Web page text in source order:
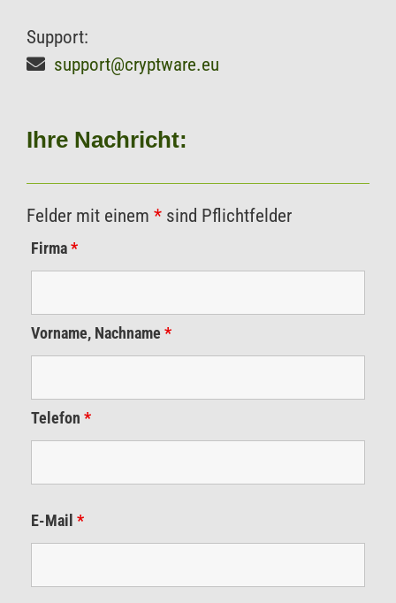
Support:
support@cryptware.eu
Ihre Nachricht:
Felder mit einem * sind Pflichtfelder
Firma*
Vorname, Nachname *
Telefon *
E-Mail *